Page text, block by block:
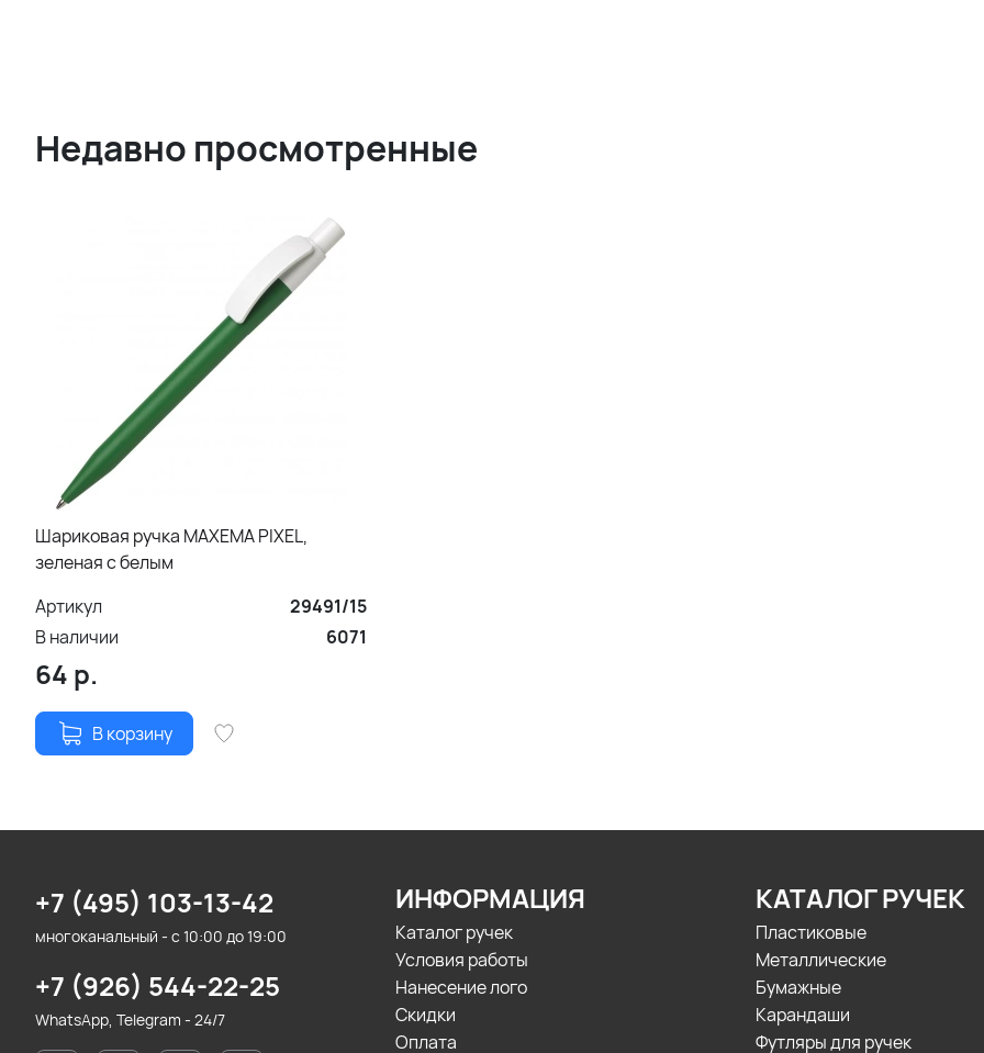
Недавно просмотренные
Шариковая ручка MAXEMA PIXEL,
зеленая с белым
Артикул
29491/15
В наличии
6071
64 р.
В корзину
+7 (495) 103-13-42
многоканальный - с 10:00 до 19:00
+7 (926) 544-22-25
WhatsApp, Telegram - 24/7
ИНФОРМАЦИЯ
Каталог ручек
Условия работы
Нанесение лого
Скидки
Оплата
КАТАЛОГ РУЧЕК
Пластиковые
Металлические
Бумажные
Карандаши
Футляры для ручек